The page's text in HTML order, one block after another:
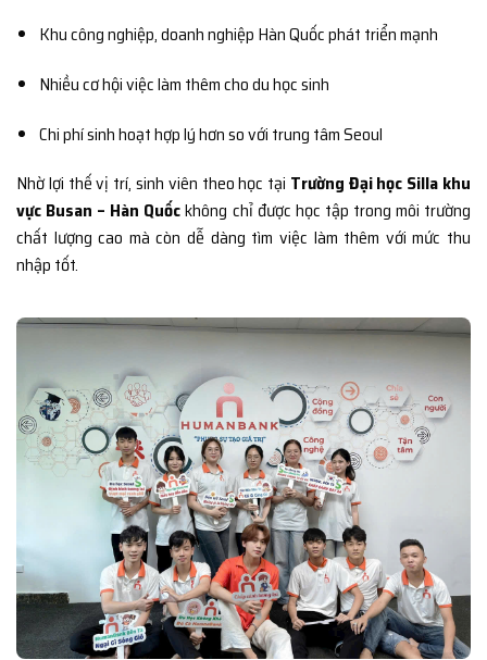
Khu công nghiệp, doanh nghiệp Hàn Quốc phát triển mạnh
Nhiều cơ hội việc làm thêm cho du học sinh
Chi phí sinh hoạt hợp lý hơn so với trung tâm Seoul
Nhờ lợi thế vị trí, sinh viên theo học tại Trường Đại học Silla khu
vực Busan – Hàn Quốckhông chỉ được học tập trong môi trường
chất lượng cao mà còn dễ dàng tìm việc làm thêm với mức thu
nhập tốt.